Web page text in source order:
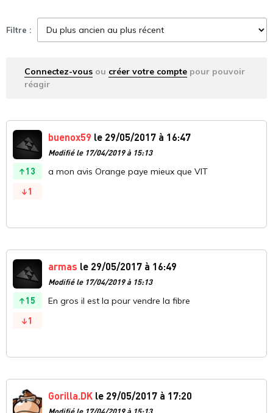
Filtre :
Connectez-vous ou créer votre compte pour pouvoir
réagir
13
1
buenox59 le 29/05/2017 à 16:47
Modifié le 17/04/2019 à 15:13
a mon avis Orange paye mieux que VIT
15
1
armas le 29/05/2017 à 16:49
Modifié le 17/04/2019 à 15:13
En gros il est la pour vendre la fibre
Gorilla.DK le 29/05/2017 à 17:20